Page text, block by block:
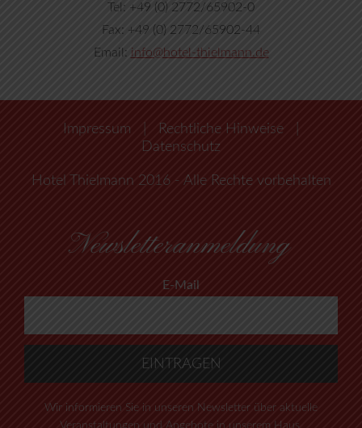
Tel: +49 (0) 2772/65902-0
Fax: +49 (0) 2772/65902-44
Email: info@hotel-thielmann.de
Impressum Rechtliche Hinweise
Datenschutz
Hotel Thielmann 2016 - Alle Rechte vorbehalten
Newsletteranmeldung
E-Mail
Wir informieren Sie in unseren Newsletter über aktuelle
Veranstaltungen und Angebote in unserem Haus.